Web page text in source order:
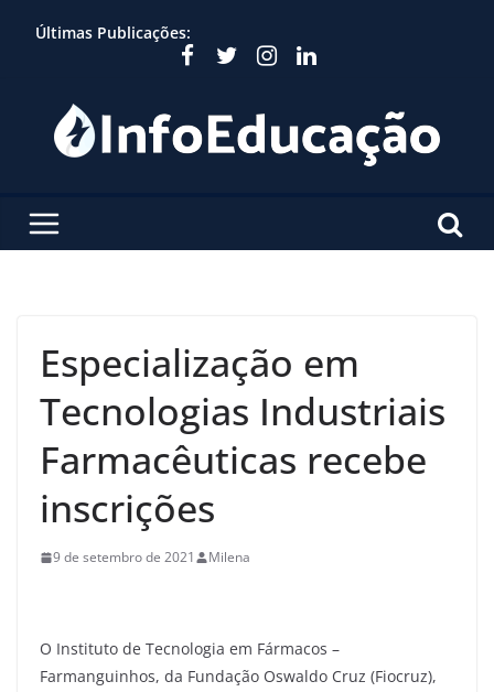
Últimas Publicações:
Especialização em
Tecnologias Industriais
Farmacêuticas recebe
inscrições
9 de setembro de 2021 Milena
O Instituto de Tecnologia em Fármacos –
Farmanguinhos, da Fundação Oswaldo Cruz (Fiocruz),